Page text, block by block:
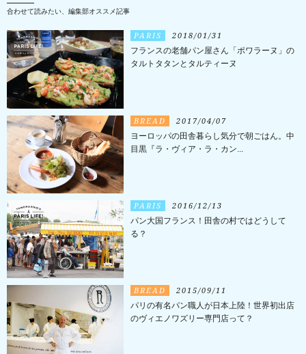
合わせて読みたい、編集部オススメ記事
PARIS 2018/01/31
フランスの老舗パン屋さん「ポワラーヌ」の
タルトタタンとタルティーヌ
BREAD 2017/04/07
ヨーロッパの田舎暮らし気分で朝ごはん。中
目黒『ラ・ヴィア・ラ・カン...
PARIS 2016/12/13
パン大国フランス！田舎の村ではどうして
る？
BREAD 2015/09/11
パリの有名パン職人が日本上陸！世界初出店
のヴィエノワズリー専門店って？